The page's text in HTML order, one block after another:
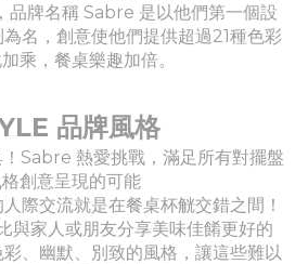
品牌名稱 Sabre 是以他們第一個設
名，創意使他們提供超過21種色彩
乘，餐桌樂趣加倍。
品牌風格
Sabre 熱愛挑戰，滿足所有對擺盤
創意呈現的可能
際交流就是在餐桌杯觥交錯之間！
與家人或朋友分享美味佳餚更好的
、幽默、別致的風格，讓這些難以